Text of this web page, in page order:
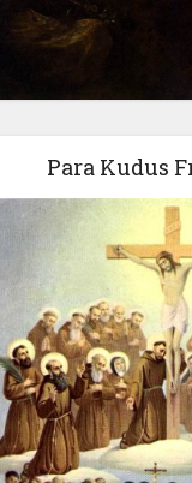
Para Kudus